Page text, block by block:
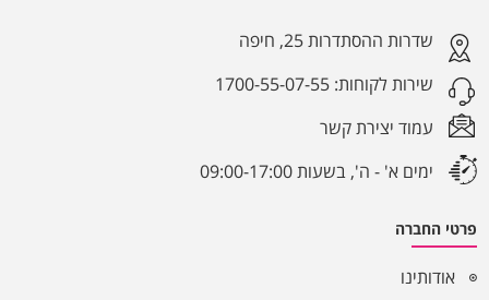
שדרות ההסתדרות 25, חיפה
שירות לקוחות: 1700-55-07-55
עמוד יצירת קשר
ימים א' - ה', בשעות 09:00-17:00
פרטי החברה
אודותינו